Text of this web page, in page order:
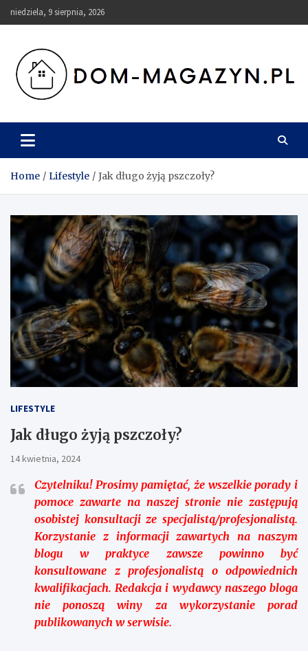
Skip
to
niedziela, 9 sierpnia, 2026
Dom-Magazyn.pl
Home Lifestyle Jak długo żyją pszczoły?
LIFESTYLE
Jak długo żyją pszczoły?
14 kwietnia, 2024
Czytelniku!Prosimy pamiętać, że wszelkie porady i
pomoce zawarte na naszej stronie nie zastępują
osobistej konsultacji ze specjalistą/profesjonalistą.
Korzystanie z informacji zawartych na naszym
blogu w praktyce zawsze powinno być
konsultowane z profesjonalistą o odpowiednich
kwalifikacjach. Redakcja i wydawcy naszego bloga
nie ponoszą winy za wykorzystanie porad
publikowanych w serwisie.